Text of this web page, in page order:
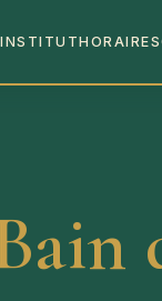
INSTITUTHORAIRES